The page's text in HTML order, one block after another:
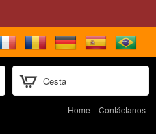
Cesta
Home Contáctanos